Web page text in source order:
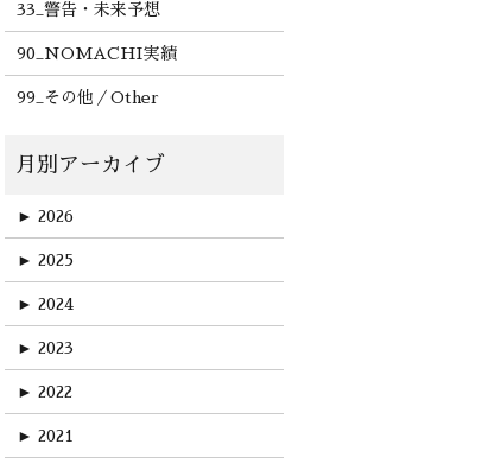
33_警告・未来予想
90_NOMACHI実績
99_その他／Other
► 2026
► 2025
► 2024
► 2023
► 2022
► 2021